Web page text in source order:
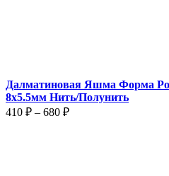
Далматиновая Яшма Форма
8х5.5мм Нить/Полунить
410 ₽ – 680 ₽Диапазон